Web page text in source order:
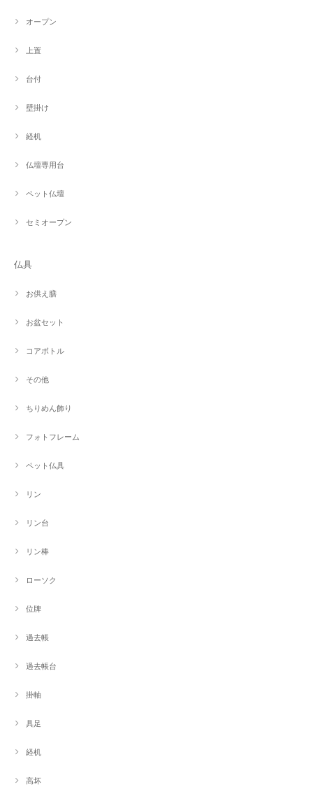
オープン
上置
台付
壁掛け
経机
仏壇専用台
ペット仏壇
セミオープン
仏具
お供え膳
お盆セット
コアボトル
その他
ちりめん飾り
フォトフレーム
ペット仏具
リン
リン台
リン棒
ローソク
位牌
過去帳
過去帳台
掛軸
具足
経机
高坏